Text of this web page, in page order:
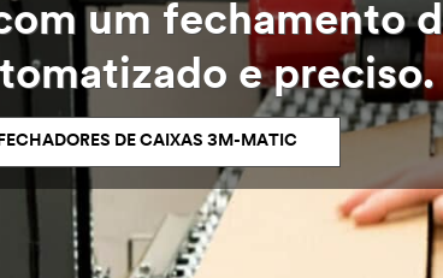
um fechamento
e preciso.
DE CAIXAS 3M-MATIC